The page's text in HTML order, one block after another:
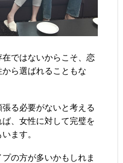
ではないからこそ、恋
ら選ばれることもな
る必要がないと考える
、女性に対して完璧を
ます。
の方が多いかもしれま